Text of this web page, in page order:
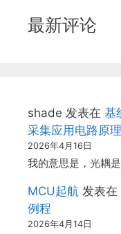
最新评论
shade 发表在 基
采集应用电路原
2026年4月16日
我的意思是，光耦
MCU起航 发表在
例程
2026年4月14日